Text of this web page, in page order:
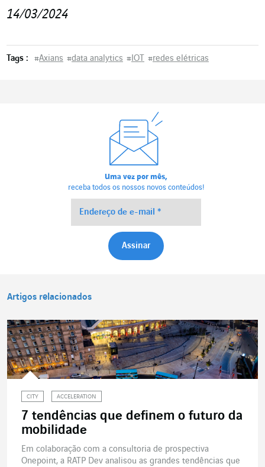
14/03/2024
Tags : #Axians #data analytics #IOT #redes elétricas
Uma vez por mês,
receba todos os nossos novos conteúdos!
Artigos relacionados
CITY ACCELERATION
7 tendências que definem o futuro da
mobilidade
Em colaboração com a consultoria de prospectiva
Onepoint, a RATP Dev analisou as grandes tendências que